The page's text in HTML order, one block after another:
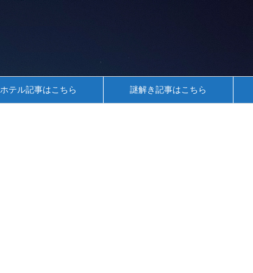
ホテル記事はこちら 謎解き記事はこちら